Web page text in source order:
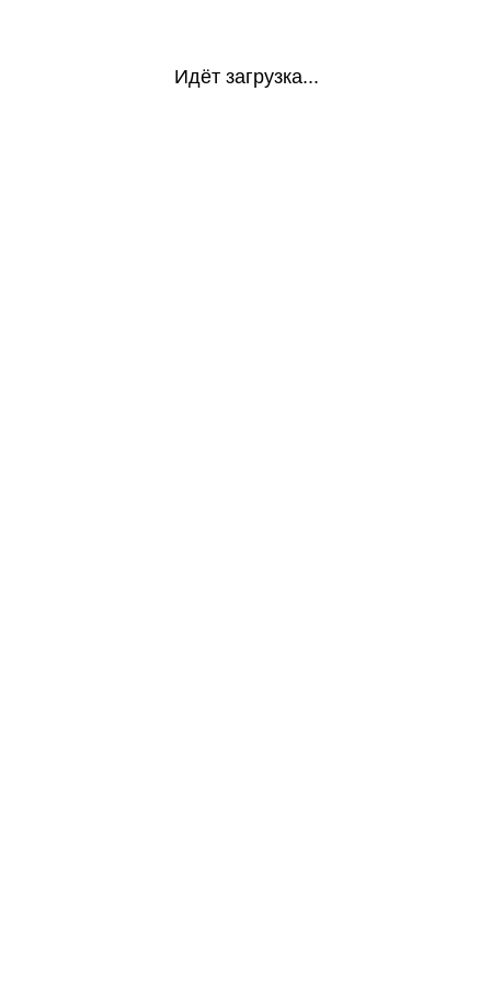
Идёт загрузка...